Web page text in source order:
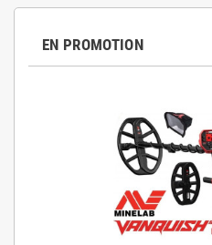
EN PROMOTION